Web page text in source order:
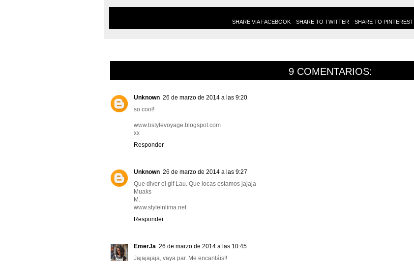
SHARE VIA FACEBOOK SHARE TO TWITTER SHARE TO PINTEREST
9 COMENTARIOS:
Unknown 26 de marzo de 2014 a las 9:20
so cool!
www.bstylevoyage.blogspot.com
xx
Responder
Unknown 26 de marzo de 2014 a las 9:27
Que diver el gif Lau. Que locas estamos jajaja
Muaks
M.
www.styleinlima.net
Responder
EmerJa 26 de marzo de 2014 a las 10:45
Jajajajaja, vaya par. Me encantáis!!